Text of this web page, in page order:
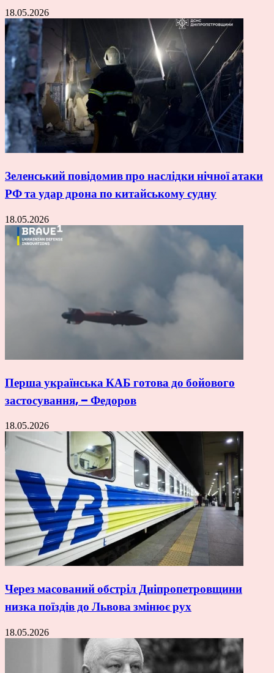
18.05.2026
Зеленський повідомив про наслідки нічної атаки
РФ та удар дрона по китайському судну
18.05.2026
Перша українська КАБ готова до бойового
застосування, – Федоров
18.05.2026
Через масований обстріл Дніпропетровщини
низка поїздів до Львова змінює рух
18.05.2026